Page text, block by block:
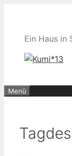
springenEin Haus in
Menü